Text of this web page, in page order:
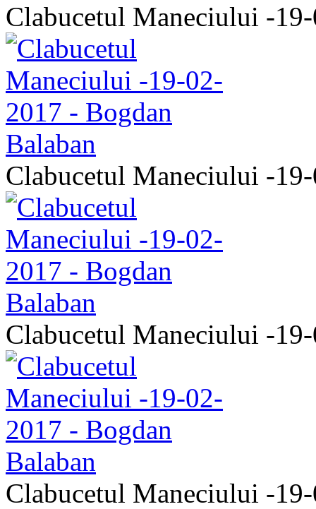
Clabucetul Maneciului -
Clabucetul Maneciului -
Clabucetul Maneciului -
Clabucetul Maneciului -